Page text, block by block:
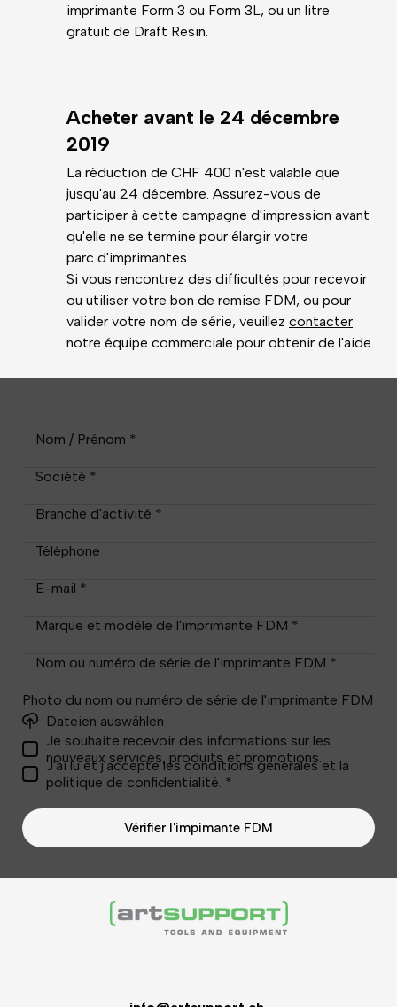
imprimante Form 3 ou Form 3L, ou un litre
gratuit de Draft Resin.
Acheter avant le 24 décembre
2019
La réduction de CHF 400 n'est valable que
jusqu'au 24 décembre. Assurez-vous de
participer à cette campagne d'impression avant
qu'elle ne se termine pour élargir votre
parc d'imprimantes.
Si vous rencontrez des difficultés pour recevoir
ou utiliser votre bon de remise FDM, ou pour
valider votre nom de série, veuillez contacter
notre équipe commerciale pour obtenir de l'aide.
Nom / Prénom *
Société *
Branche d'activité *
Téléphone
E-mail *
Marque et modèle de l'imprimante FDM *
Nom ou numéro de série de l'imprimante FDM *
Photo du nom ou numéro de série de l'imprimante FDM
Dateien auswählen
Je souhaite recevoir des informations sur les
nouveaux services, produits et promotions.
J'ai lu et j'accepte les conditions générales et la
politique de confidentialité. *
Vérifier l'impimante FDM